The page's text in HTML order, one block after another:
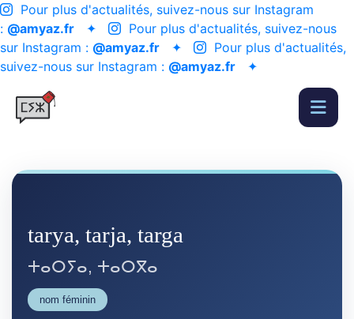
Pour plus d'actualités, suivez-nous sur Instagram
: @amyaz.fr ✦
Pour plus d'actualités, suivez-nous
sur Instagram : @amyaz.fr ✦
Pour plus d'actualités,
suivez-nous sur Instagram : @amyaz.fr ✦
tarya, tarja, targa
ⵜⴰⵔⵢⴰ, ⵜⴰⵔⴳⴰ
nom féminin